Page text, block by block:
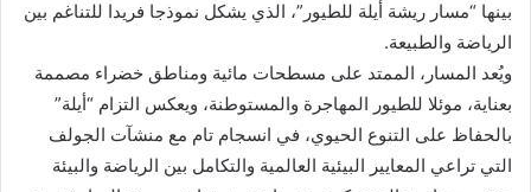
بينها “مسار ريشة أيلة للطيور”، الذي يشكل نموذجا فريدا للتناغم بين
‏الرياضة والطبيعة.‏
ويُعد المسار، الممتد على مسطحات مائية ومناطق خضراء مصممة
بعناية، موئلا للطيور ‏المهاجرة والمستوطنة، ويعكس التزام “أيلة”
بالحفاظ على التنوع الحيوي، في انسجام تام مع ‏منشآت الجولف
التي تراعي المعايير البيئية العالمية والتكامل بين الرياضة والبيئة